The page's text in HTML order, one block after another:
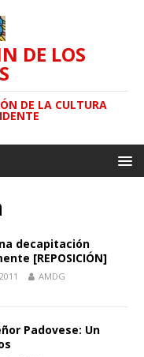
DE LOS
DE LA CULTURA
decapitación
[REPOSICIÓN]
AMDG
Padovese: Un